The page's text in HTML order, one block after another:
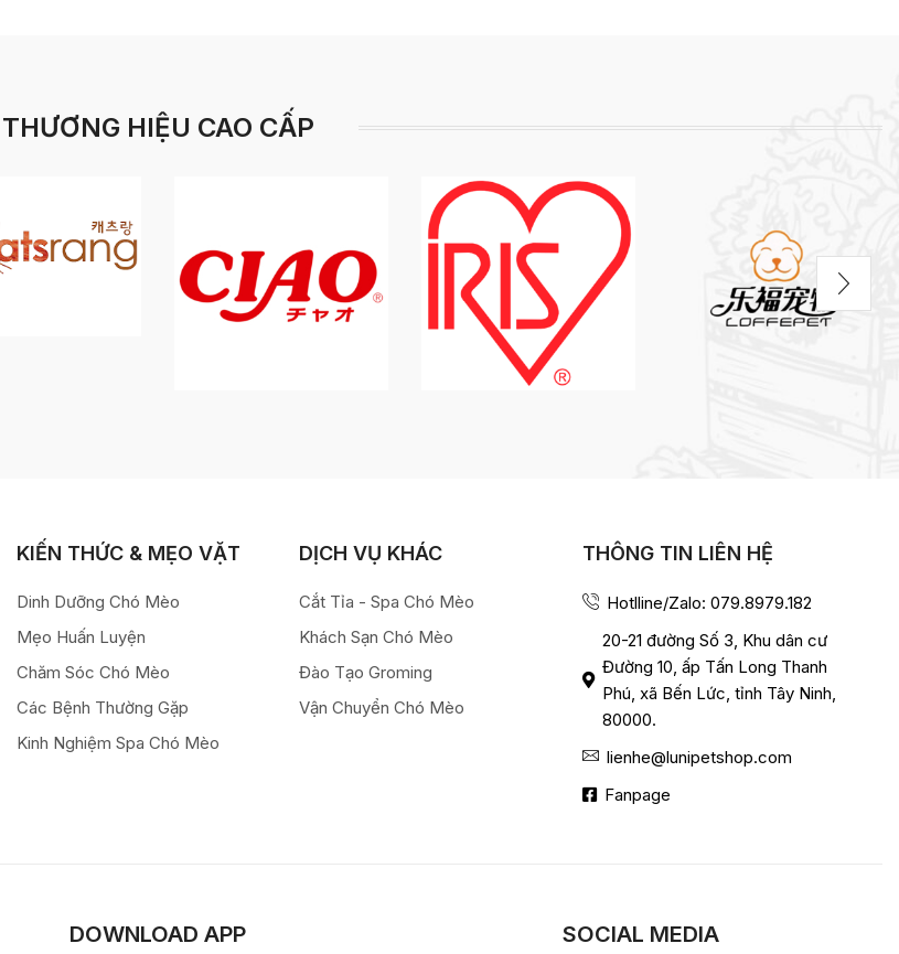
THƯƠNG HIỆU CAO CẤP
KIẾN THỨC & MẸO VẶT
Dinh Dưỡng Chó Mèo
Mẹo Huấn Luyện
Chăm Sóc Chó Mèo
Các Bệnh Thường Gặp
Kinh Nghiệm Spa Chó Mèo
DỊCH VỤ KHÁC
Cắt Tỉa - Spa Chó Mèo
Khách Sạn Chó Mèo
Đào Tạo Groming
Vận Chuyển Chó Mèo
THÔNG TIN LIÊN HỆ
Hotlline/Zalo: 079.8979.182
20-21 đường Số 3, Khu dân cư
Đường 10, ấp Tấn Long Thanh
Phú, xã Bến Lức, tỉnh Tây Ninh,
80000.
lienhe@lunipetshop.com
Fanpage
DOWNLOAD APP SOCIAL MEDIA